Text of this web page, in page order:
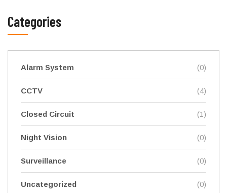
Categories
Alarm System (0)
CCTV (4)
Closed Circuit (1)
Night Vision (0)
Surveillance (0)
Uncategorized (0)